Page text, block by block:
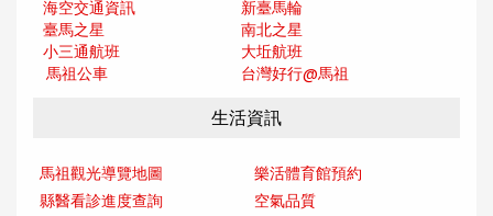
海空交通資訊
新臺馬輪
臺馬之星
南北之星
小三通航班
大坵航班
馬祖公車
台灣好行@馬祖
生活資訊
馬祖觀光導覽地圖
樂活體育館預約
縣醫看診進度查詢
空氣品質